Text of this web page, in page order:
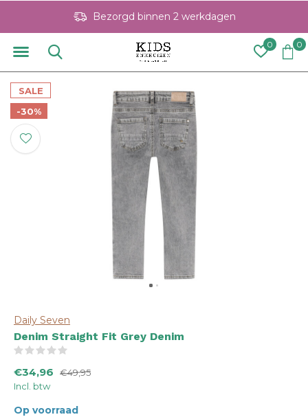
0 0
Bezorgd binnen 2 werkdagen
SALE
-30%
Daily Seven
Denim Straight Fit Grey Denim
€34,96
€49,95
Incl. btw
Op voorraad